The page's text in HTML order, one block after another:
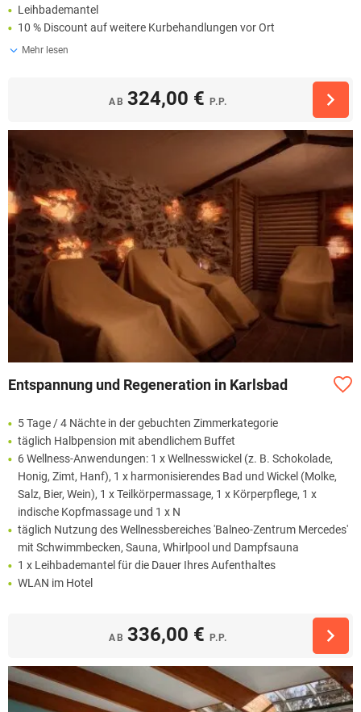
Leihbademantel
10 % Discount auf weitere Kurbehandlungen vor Ort
Mehr lesen
AB 324,00 € P.P.
Entspannung und Regeneration in Karlsbad
5 Tage / 4 Nächte in der gebuchten Zimmerkategorie
täglich Halbpension mit abendlichem Buffet
6 Wellness-Anwendungen: 1 x Wellnesswickel (z. B. Schokolade,
Honig, Zimt, Hanf), 1 x harmonisierendes Bad und Wickel (Molke,
Salz, Bier, Wein), 1 x Teilkörpermassage, 1 x Körperpflege, 1 x
indische Kopfmassage und 1 x N
täglich Nutzung des Wellnessbereiches 'Balneo-Zentrum Mercedes'
mit Schwimmbecken, Sauna, Whirlpool und Dampfsauna
1 x Leihbademantel für die Dauer Ihres Aufenthaltes
WLAN im Hotel
AB 336,00 € P.P.